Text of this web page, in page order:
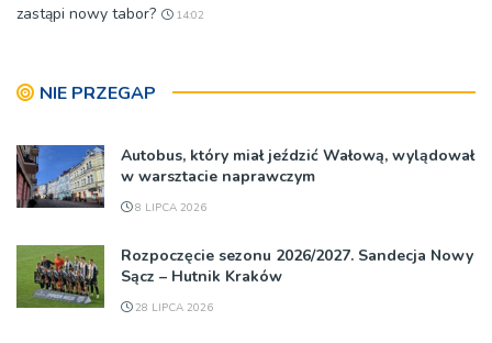
zastąpi nowy tabor?
14:02
NIE PRZEGAP
Autobus, który miał jeździć Wałową, wylądował
w warsztacie naprawczym
8 LIPCA 2026
Rozpoczęcie sezonu 2026/2027. Sandecja Nowy
Sącz – Hutnik Kraków
28 LIPCA 2026